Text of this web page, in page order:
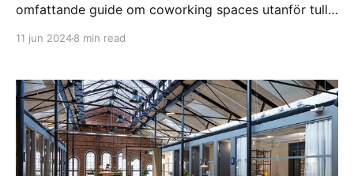
omfattande guide om coworking spaces utanför tull i
flexibla arbetsutrymmen i stadens utkanter har du
att ta dig med på en rundtur i några av de bästa
11 jun 20248 min read